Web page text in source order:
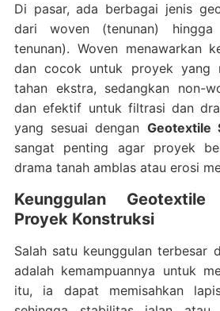
Di pasar, ada berbagai jenis
dari woven (tenunan)
tenunan). Woven menawarkan
dan cocok untuk proyek yang
tahan ekstra, sedangkan non-
dan efektif untuk filtrasi dan
yang sesuai dengan Geotextile
sangat penting agar proyek
drama tanah amblas atau erosi
Keunggulan
Proyek Konstruksi
Salah satu keunggulan terbesar
adalah kemampuannya untuk
itu, ia dapat memisahkan